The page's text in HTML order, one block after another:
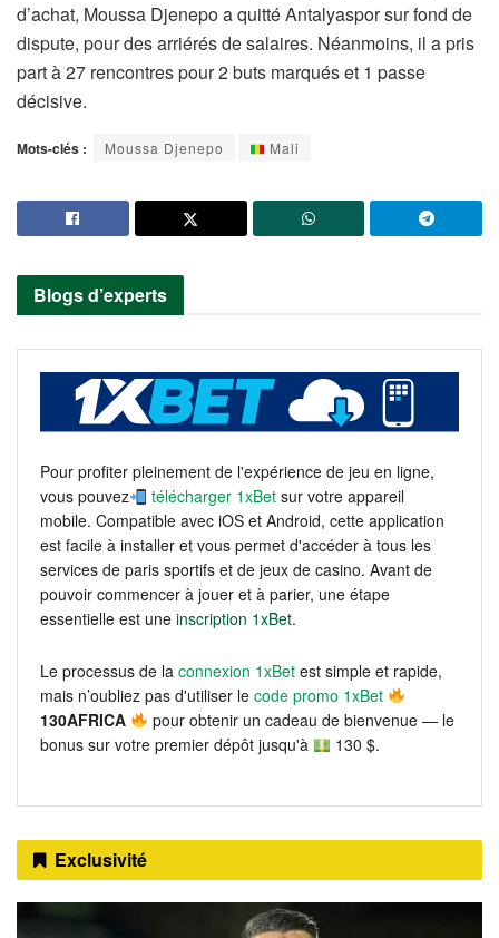
d’achat, Moussa Djenepo a quitté Antalyaspor sur fond de
dispute, pour des arriérés de salaires. Néanmoins, il a pris
part à 27 rencontres pour 2 buts marqués et 1 passe
décisive.
Mots-clés : Moussa Djenepo Mali
Blogs d’experts
Pour profiter pleinement de l'expérience de jeu en ligne,
vous pouvez
télécharger 1xBet sur votre appareil
mobile. Compatible avec iOS et Android, cette application
est facile à installer et vous permet d'accéder à tous les
services de paris sportifs et de jeux de casino. Avant de
pouvoir commencer à jouer et à parier, une étape
essentielle est une inscription 1xBet.
Le processus de la connexion 1xBet est simple et rapide,
mais n’oubliez pas d'utiliser le code promo 1xBet
130AFRICA
pour obtenir un cadeau de bienvenue — le
bonus sur votre premier dépôt jusqu'à
130 $.
Exclusivité